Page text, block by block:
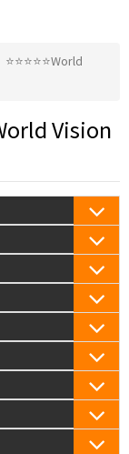
⭐️⭐️⭐️⭐️⭐️World
Vision